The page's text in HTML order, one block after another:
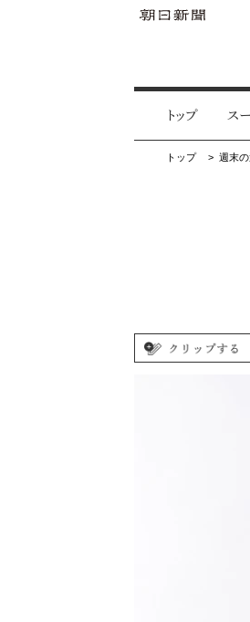
トップ ス
トップ 週末